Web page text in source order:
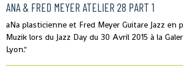
ANA & FRED MEYER ATELIER 28 PART 1
aNa plasticienne et Fred Meyer Guitare Jazz en
Muzik lors du Jazz Day du 30 Avril 2015 à la
Lyon."